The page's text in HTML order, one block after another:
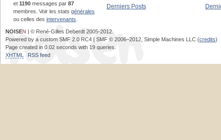
et 1190 messages par 87
membres. Voir les stats générales
ou celles des intervenants
Derniers Posts
NOISEN | © René-Gilles Deberdt 2005-2012.
Powered by a custom SMF 2.0 RC4 | SMF © 2006–2012, Simple Machines LLC (credits)
Page created in 0.02 seconds with 19 queries.
XHTML
RSS feed